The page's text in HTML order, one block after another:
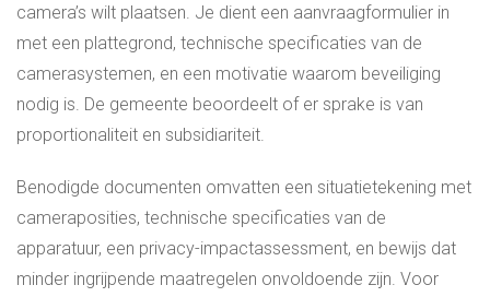
camera’s wilt plaatsen. Je dient een aanvraagformulier in
met een plattegrond, technische specificaties van de
camerasystemen, en een motivatie waarom beveiliging
nodig is. De gemeente beoordeelt of er sprake is van
proportionaliteit en subsidiariteit.
Benodigde documenten omvatten een situatietekening met
cameraposities, technische specificaties van de
apparatuur, een privacy-impactassessment, en bewijs dat
minder ingrijpende maatregelen onvoldoende zijn. Voor